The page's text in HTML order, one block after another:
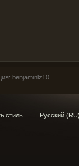
benjaminlz10
стиль Русский